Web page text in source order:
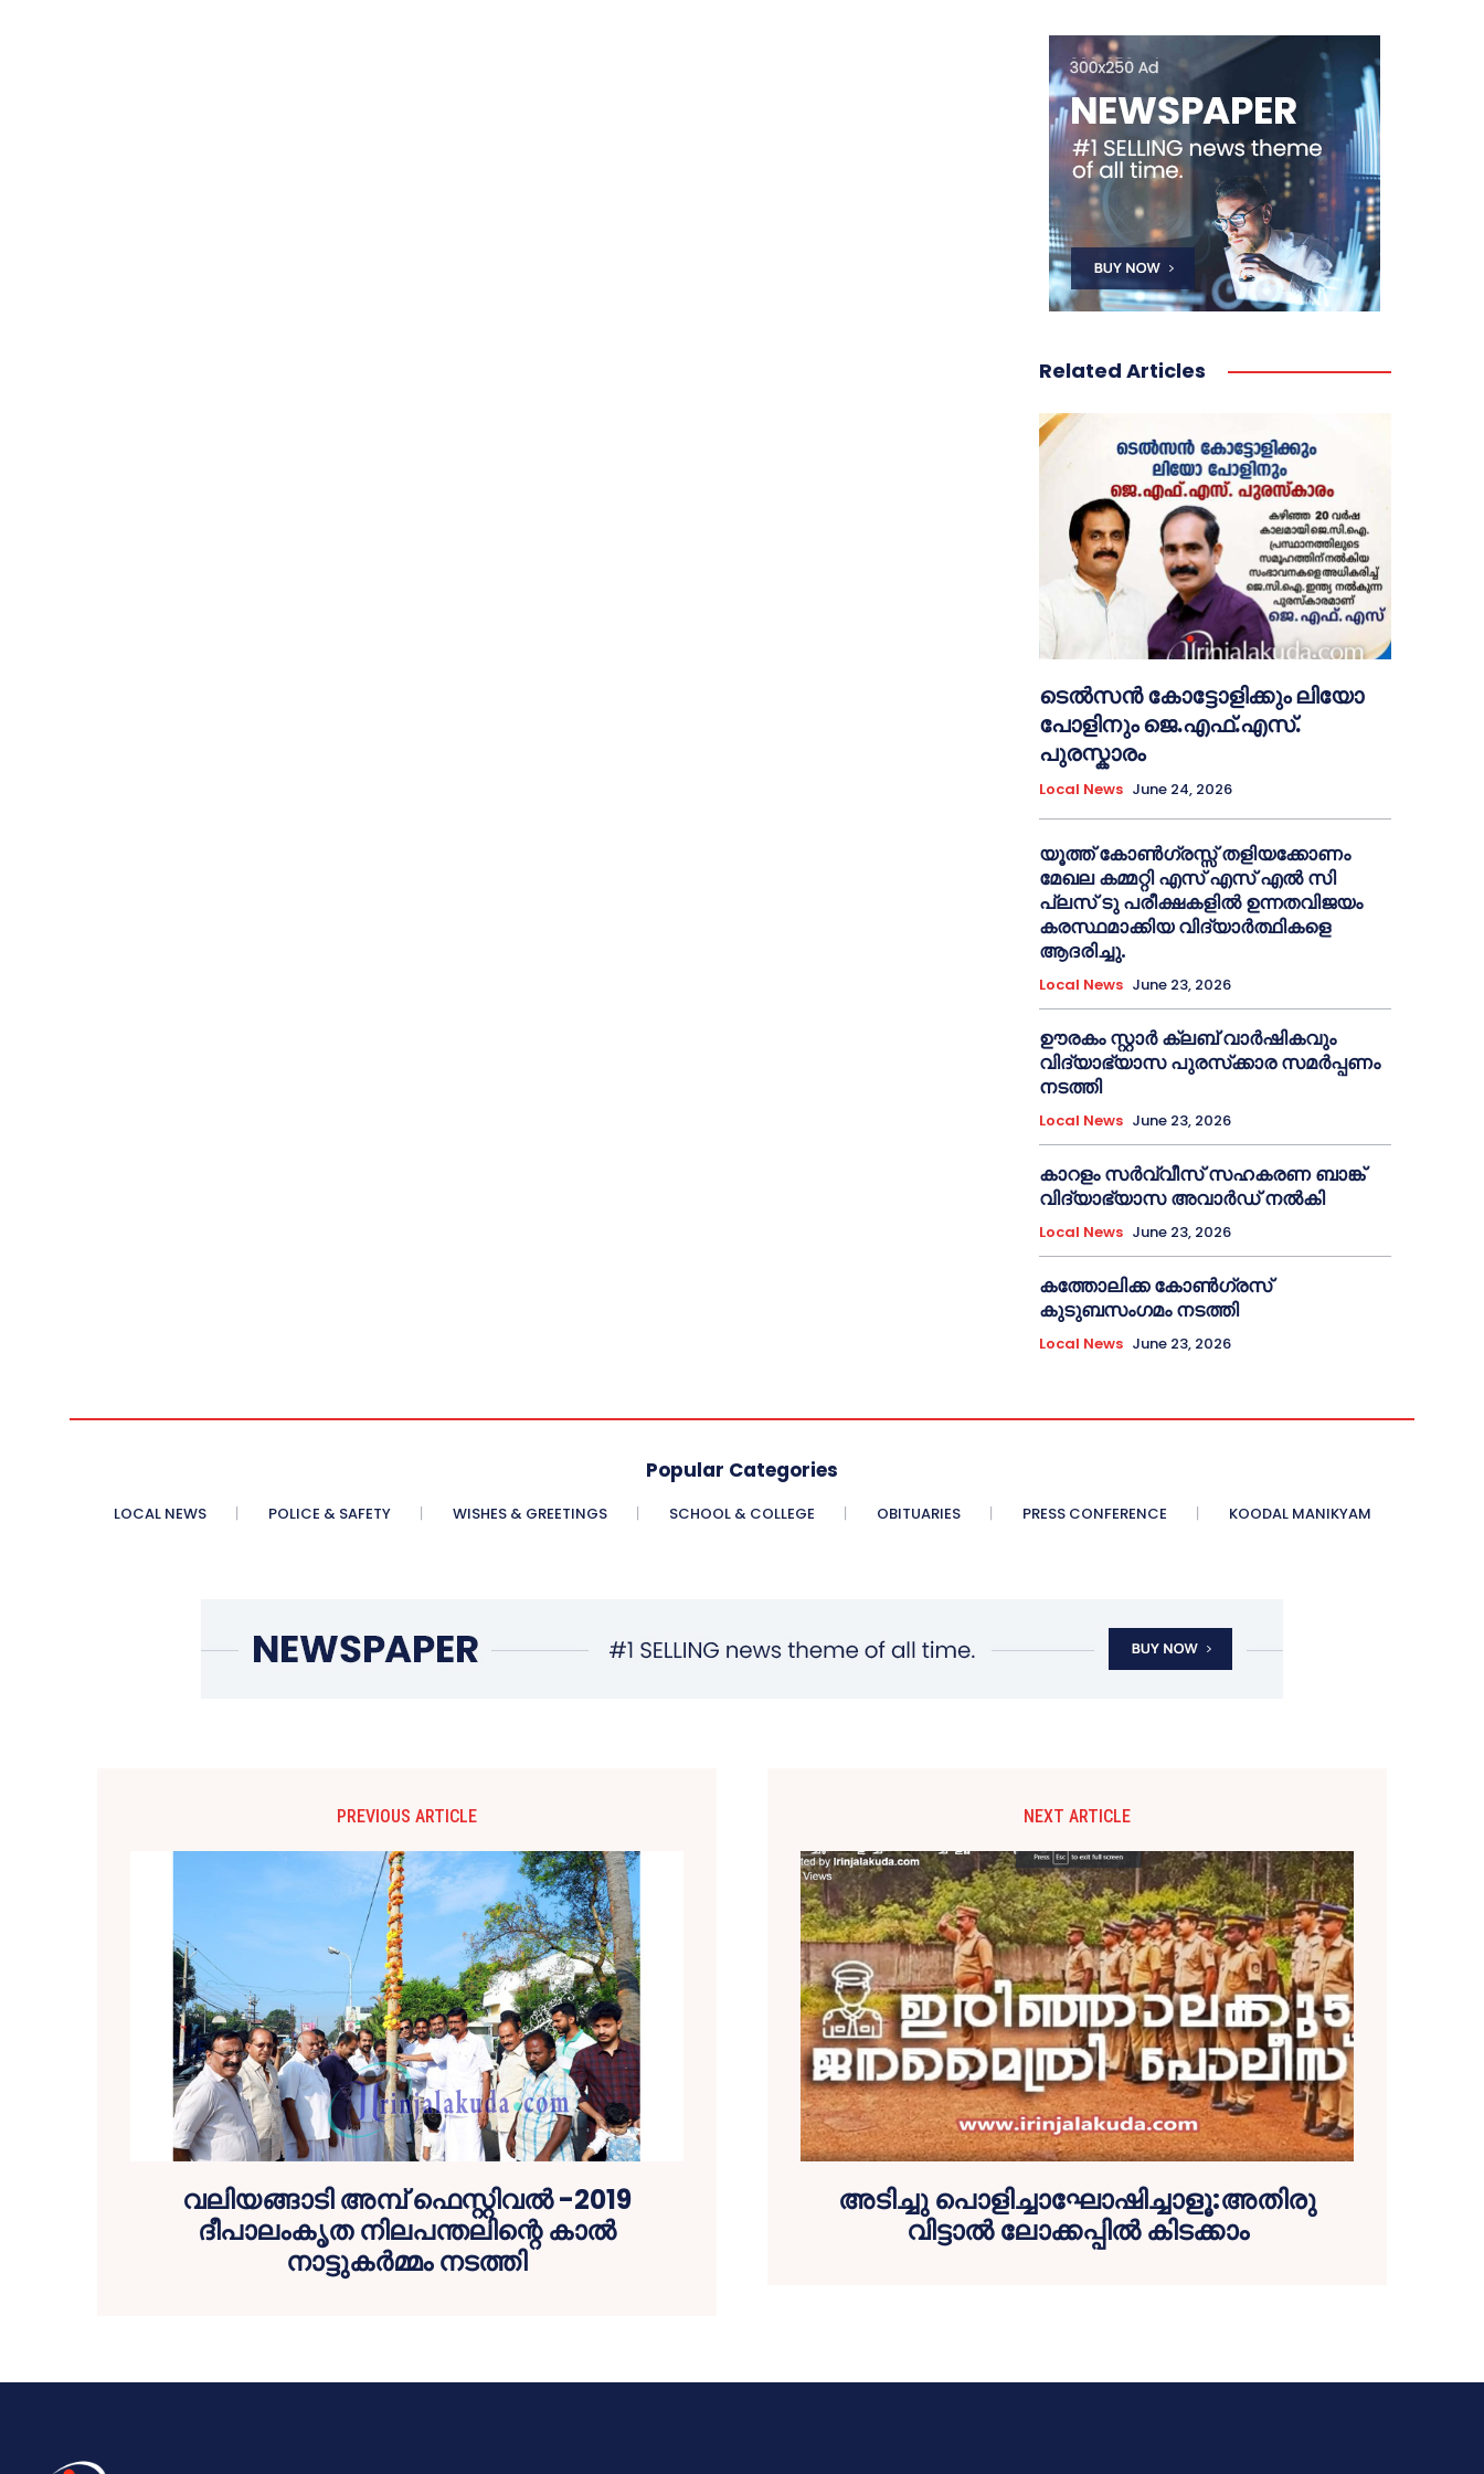
Related Articles
ടെൽസൻ കോട്ടോളിക്കും ലിയോ
പോളിനും ജെ.എഫ്.എസ്.
പുരസ്കാരം
Local News June 24, 2026
യൂത്ത് കോൺഗ്രസ്സ് തളിയക്കോണം
മേഖല കമ്മറ്റി എസ് എസ് എൽ സി
പ്ലസ് ടു പരീക്ഷകളിൽ ഉന്നതവിജയം
കരസ്ഥമാക്കിയ വിദ്യാർത്ഥികളെ
ആദരിച്ചു.
Local News June 23, 2026
ഊരകം സ്റ്റാർ ക്ലബ് വാർഷികവും
വിദ്യാഭ്യാസ പുരസ്‌ക്കാര സമർപ്പണം
നടത്തി
Local News June 23, 2026
കാറളം സർവ്വീസ് സഹകരണ ബാങ്ക്
വിദ്യാഭ്യാസ അവാർഡ് നൽകി
Local News June 23, 2026
കത്തോലിക്ക കോൺഗ്രസ്
കുടുബസംഗമം നടത്തി
Local News June 23, 2026
Popular Categories
LOCAL NEWS POLICE & SAFETY WISHES & GREETINGS SCHOOL & COLLEGE OBITUARIES PRESS CONFERENCE KOODAL MANIKYAM
PREVIOUS ARTICLE
വലിയങ്ങാടി അമ്പ് ഫെസ്റ്റിവല്‍ -2019
ദീപാലംകൃത നിലപന്തലിന്റെ കാല്‍
നാട്ടുകര്‍മ്മം നടത്തി
NEXT ARTICLE
അടിച്ചു പൊളിച്ചാഘോഷിച്ചാളൂ:അതിരു
വിട്ടാല്‍ ലോക്കപ്പില്‍ കിടക്കാം